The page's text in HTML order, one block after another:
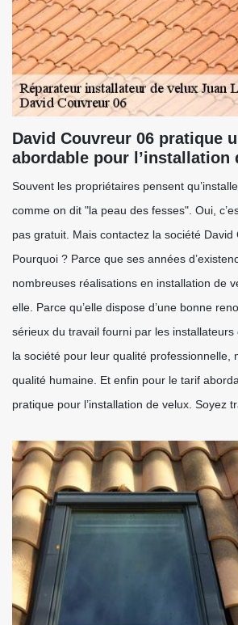
David Couvreur 06 pratique
abordable pour l’installation
Souvent les propriétaires pensent
comme on dit "la peau des fesses". Oui,
pas gratuit. Mais contactez la société David
Pourquoi ? Parce que ses années
nombreuses réalisations en installation de
elle. Parce qu’elle dispose d’une bonne
sérieux du travail fourni par les
la société pour leur qualité professionnelle,
qualité humaine. Et enfin pour le tarif
pratique pour l’installation de velux. Soyez